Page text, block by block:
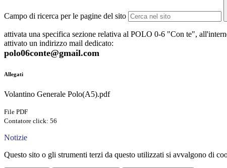
Campo di ricerca per le pagine del sito
attivata una specifica sezione relativa al POLO 0-6 "Con te",
attivato un indirizzo mail dedicato:
polo06conte@gmail.com
Allegati
Volantino Generale Polo(A5).pdf
File PDF
Contatore click: 56
Notizie
Questo sito o gli strumenti terzi da questo utilizzati si avvalgono di